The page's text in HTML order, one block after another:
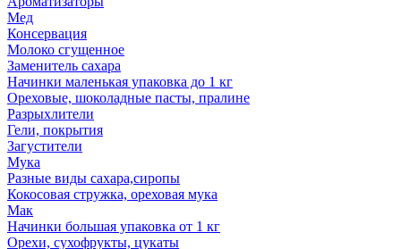
Мед
Консервация
Молоко сгущенное
Заменитель сахара
Начинки маленькая упаковка до 1 кг
Ореховые, шоколадные пасты, пралине
Разрыхлители
Гели, покрытия
Загустители
Мука
Разные виды сахара,сиропы
Кокосовая стружка, ореховая мука
Мак
Начинки большая упаковка от 1 кг
Орехи, сухофрукты, цукаты